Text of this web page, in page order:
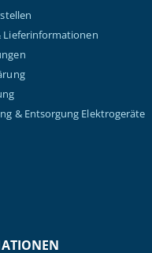
Lieferinformationen
& Entsorgung Elektrogeräte